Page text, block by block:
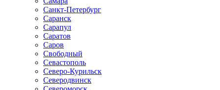
Санкт-Петербург
Саранск
Сарапул
Саратов
Саров
Свободный
Севастополь
Северо-Курильск
Северодвинск